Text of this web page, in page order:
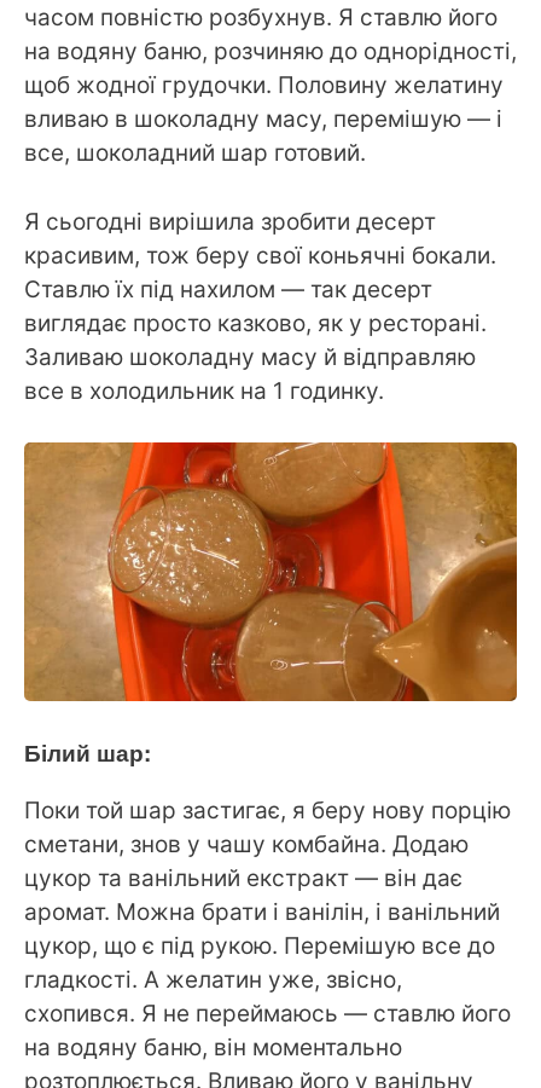
часом повністю розбухнув. Я ставлю його
на водяну баню, розчиняю до однорідності,
щоб жодної грудочки. Половину желатину
вливаю в шоколадну масу, перемішую — і
все, шоколадний шар готовий.
Я сьогодні вирішила зробити десерт
красивим, тож беру свої коньячні бокали.
Ставлю їх під нахилом — так десерт
виглядає просто казково, як у ресторані.
Заливаю шоколадну масу й відправляю
все в холодильник на 1 годинку.
Білий шар:
Поки той шар застигає, я беру нову порцію
сметани, знов у чашу комбайна. Додаю
цукор та ванільний екстракт — він дає
аромат. Можна брати і ванілін, і ванільний
цукор, що є під рукою. Перемішую все до
гладкості. А желатин уже, звісно,
схопився. Я не переймаюсь — ставлю його
на водяну баню, він моментально
розтоплюється. Вливаю його у ванільну